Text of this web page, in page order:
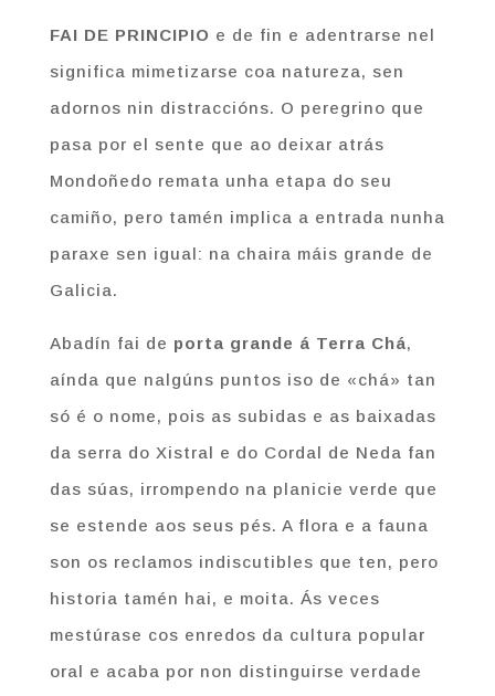
FAI DE PRINCIPIO e de fin e adentrarse nel
significa mimetizarse coa natureza, sen
adornos nin distraccións. O peregrino que
pasa por el sente que ao deixar atrás
Mondoñedo remata unha etapa do seu
camiño, pero tamén implica a entrada nunha
paraxe sen igual: na chaira máis grande de
Galicia.
Abadín fai de porta grande á Terra Chá,
aínda que nalgúns puntos iso de «chá» tan
só é o nome, pois as subidas e as baixadas
da serra do Xistral e do Cordal de Neda fan
das súas, irrompendo na planicie verde que
se estende aos seus pés. A flora e a fauna
son os reclamos indiscutibles que ten, pero
historia tamén hai, e moita. Ás veces
mestúrase cos enredos da cultura popular
oral e acaba por non distinguirse verdade